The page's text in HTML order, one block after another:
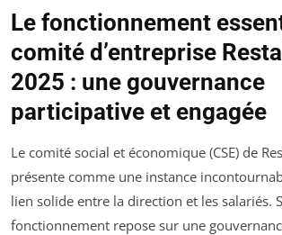
Le fonctionnement
comité d’entreprise
2025 : une gouvernance
participative et engagée
Le comité social et économique (CSE) de
présente comme une instance
lien solide entre la direction et les salariés.
fonctionnement repose sur une